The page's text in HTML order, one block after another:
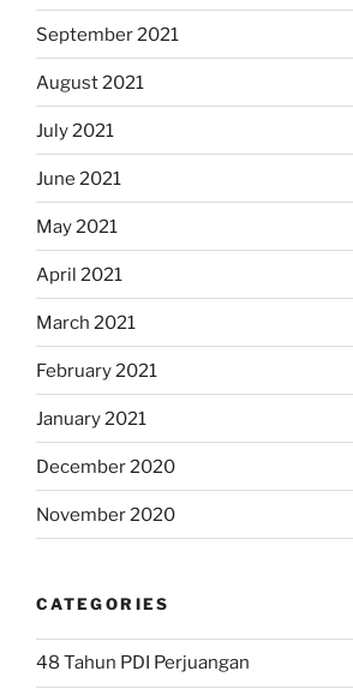
September 2021
August 2021
July 2021
June 2021
May 2021
April 2021
March 2021
February 2021
January 2021
December 2020
November 2020
CATEGORIES
48 Tahun PDI Perjuangan